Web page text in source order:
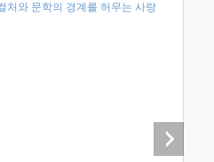
처와 문학의 경계를 허무는 사랑